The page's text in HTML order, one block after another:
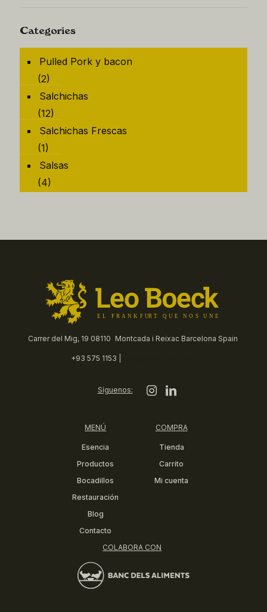
Categories
Pulled Pork y bacon
(2)
Salchichas
(12)
Salchichas Frescas
(1)
Salsas
(4)
Carrer del Mig, 19 08110 Montcada i Reixac Barcelona Spain
+93 575 1153 |
Síguenos:
MENÚ COMPRA
Esencia
Productos
Bocadillos
Restauración
Blog
Contacto
Tienda
Carrito
Mi cuenta
COLABORA CON